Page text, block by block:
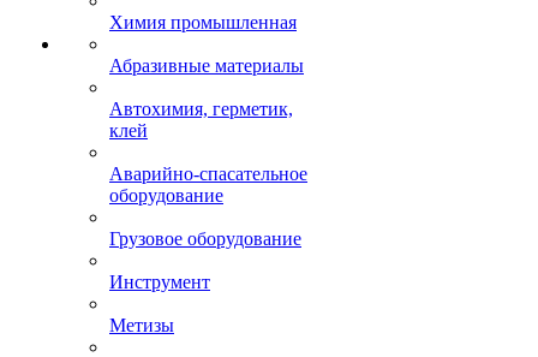
Химия промышленная
Абразивные материалы
Автохимия, герметик,
клей
Аварийно-спасательное
оборудование
Грузовое оборудование
Инструмент
Метизы